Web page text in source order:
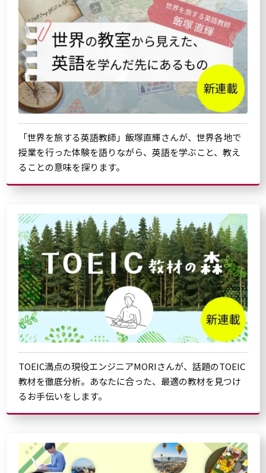
「世界を旅する英語教師」飯塚直輝さんが、世界各地で
授業を行った体験を語りながら、英語を学ぶこと、教え
ることの意味を探ります。
TOEIC満点の現役エンジニアMORIさんが、話題のTOEIC
教材を徹底分析。あなたに合った、最適の教材を見つけ
るお手伝いをします。